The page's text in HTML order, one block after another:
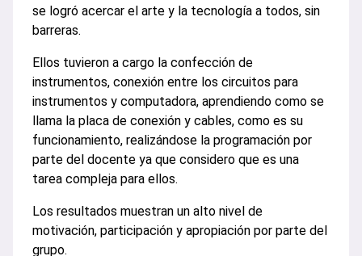
se logró acercar el arte y la tecnología a todos, sin
barreras.
Ellos tuvieron a cargo la confección de
instrumentos, conexión entre los circuitos para
instrumentos y computadora, aprendiendo como se
llama la placa de conexión y cables, como es su
funcionamiento, realizándose la programación por
parte del docente ya que considero que es una
tarea compleja para ellos.
Los resultados muestran un alto nivel de
motivación, participación y apropiación por parte del
grupo.